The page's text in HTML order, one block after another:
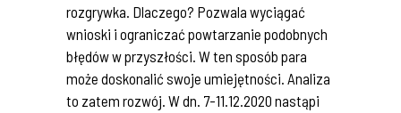
rozgrywka. Dlaczego? Pozwala wyciągać
wnioski i ograniczać powtarzanie podobnych
błędów w przyszłości. W ten sposób para
może doskonalić swoje umiejętności. Analiza
to zatem rozwój. W dn. 7-11.12.2020 nastąpi